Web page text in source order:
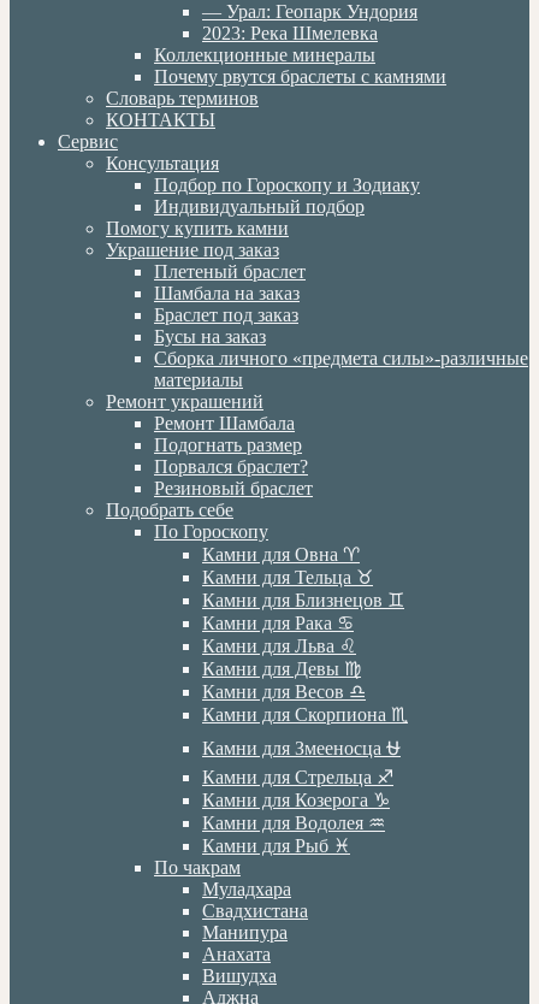
— Урал: Геопарк Ундория
2023: Река Шмелевка
Коллекционные минералы
Почему рвутся браслеты с камнями
Словарь терминов
КОНТАКТЫ
Сервис
Консультация
Подбор по Гороскопу и Зодиаку
Индивидуальный подбор
Помогу купить камни
Украшение под заказ
Плетеный браслет
Шамбала на заказ
Браслет под заказ
Бусы на заказ
Сборка личного «предмета силы»-различные
материалы
Ремонт украшений
Ремонт Шамбала
Подогнать размер
Порвался браслет?
Резиновый браслет
Подобрать себе
По Гороскопу
Камни для Овна ♈️
Камни для Тельца ♉️
Камни для Близнецов ♊️
Камни для Рака ♋️
Камни для Льва ♌️
Камни для Девы ♍️
Камни для Весов ♎️
Камни для Скорпиона ♏️
Камни для Змееносца ⛎
Камни для Стрельца ♐️
Камни для Козерога ♑️
Камни для Водолея ♒️
Камни для Рыб ♓️
По чакрам
Муладхара
Свадхистана
Манипура
Анахата
Вишудха
Аджна